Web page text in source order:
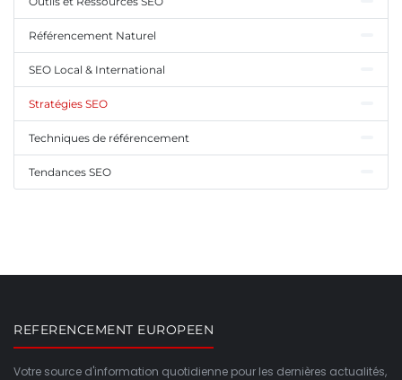
Référencement Naturel
SEO Local & International
Stratégies SEO
Techniques de référencement
Tendances SEO
REFERENCEMENT EUROPEEN
Votre source d'information quotidienne pour les dernières actualités,